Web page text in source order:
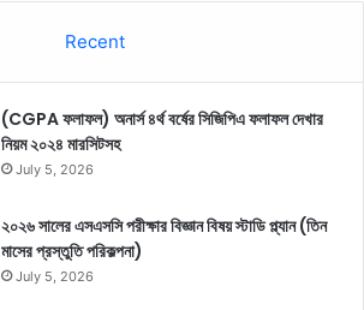
Recent
(CGPA ফলাফল) অনার্স ৪র্থ বর্ষের সিজিপিএ ফলাফল দেখার
নিয়ম ২০২৪ মারসিটসহ
July 5, 2026
২০২৬ সালের এসএসসি পরীক্ষার বিজ্ঞান বিষয় স্টাডি প্ল্যান (তিন
মাসের প্রস্তুতি পরিকল্পনা)
July 5, 2026